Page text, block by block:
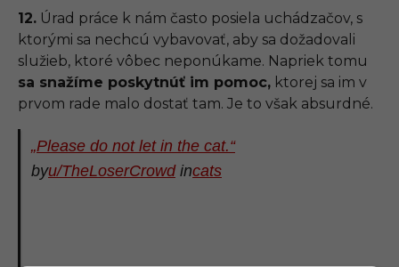
12. Úrad práce k nám často posiela uchádzačov, s
ktorými sa nechcú vybavovať, aby sa dožadovali
služieb, ktoré vôbec neponúkame. Napriek tomu
sa snažíme poskytnúť im pomoc, ktorej sa im v
prvom rade malo dostať tam. Je to však absurdné.
„Please do not let in the cat.“
byu/TheLoserCrowdincats